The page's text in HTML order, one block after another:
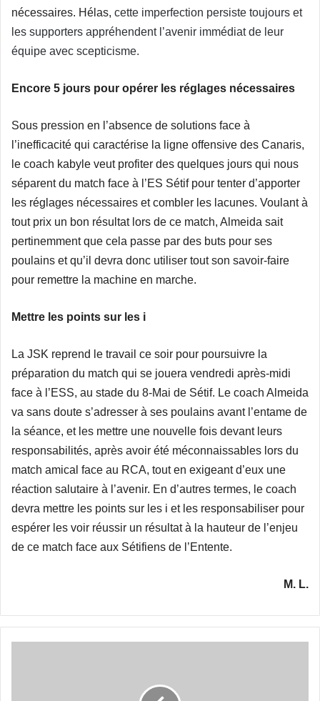
nécessaires. Hélas, cette imperfection persiste toujours et
les supporters appréhendent l’avenir immédiat de leur
équipe avec scepticisme.
Encore 5 jours pour opérer les réglages nécessaires
Sous pression en l’absence de solutions face à
l’inefficacité qui caractérise la ligne offensive des Canaris,
le coach kabyle veut profiter des quelques jours qui nous
séparent du match face à l’ES Sétif pour tenter d’apporter
les réglages nécessaires et combler les lacunes. Voulant à
tout prix un bon résultat lors de ce match, Almeida sait
pertinemment que cela passe par des buts pour ses
poulains et qu’il devra donc utiliser tout son savoir-faire
pour remettre la machine en marche.
Mettre les points sur les i
La JSK reprend le travail ce soir pour poursuivre la
préparation du match qui se jouera vendredi après-midi
face à l’ESS, au stade du 8-Mai de Sétif. Le coach Almeida
va sans doute s’adresser à ses poulains avant l’entame de
la séance, et les mettre une nouvelle fois devant leurs
responsabilités, après avoir été méconnaissables lors du
match amical face au RCA, tout en exigeant d’eux une
réaction salutaire à l’avenir. En d’autres termes, le coach
devra mettre les points sur les i et les responsabiliser pour
espérer les voir réussir un résultat à la hauteur de l’enjeu
de ce match face aux Sétifiens de l’Entente.
M. L.